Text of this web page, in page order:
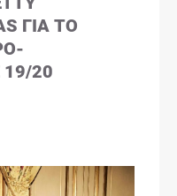
ΓΙΑ ΤΟ
20